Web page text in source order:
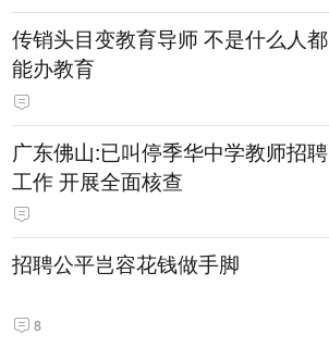
传销头目变教育导师 不是什么人都
能办教育
广东佛山:已叫停季华中学教师招聘
工作 开展全面核查
招聘公平岂容花钱做手脚
8